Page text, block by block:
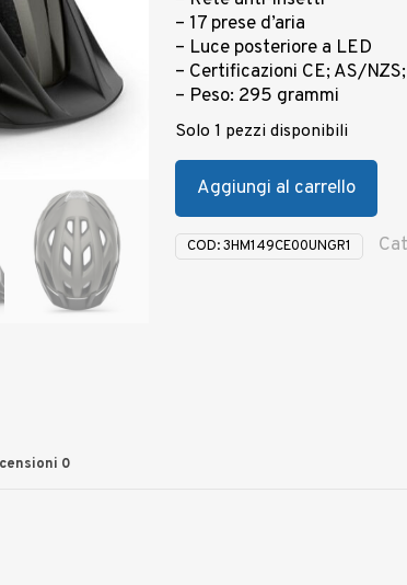
– 17 prese d’aria
– Luce posteriore a LED
– Certificazioni CE; AS/
– Peso: 295 grammi
Solo 1 pezzi disponibili
Aggiungi al carrello
COD:3HM149CE00UNGR1
0